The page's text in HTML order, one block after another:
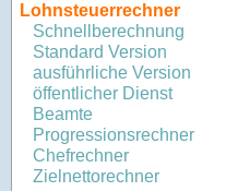
Lohnsteuerrechner
Schnellberechnung
Standard Version
ausführliche Version
öffentlicher Dienst
Beamte
Progressionsrechner
Chefrechner
Zielnettorechner